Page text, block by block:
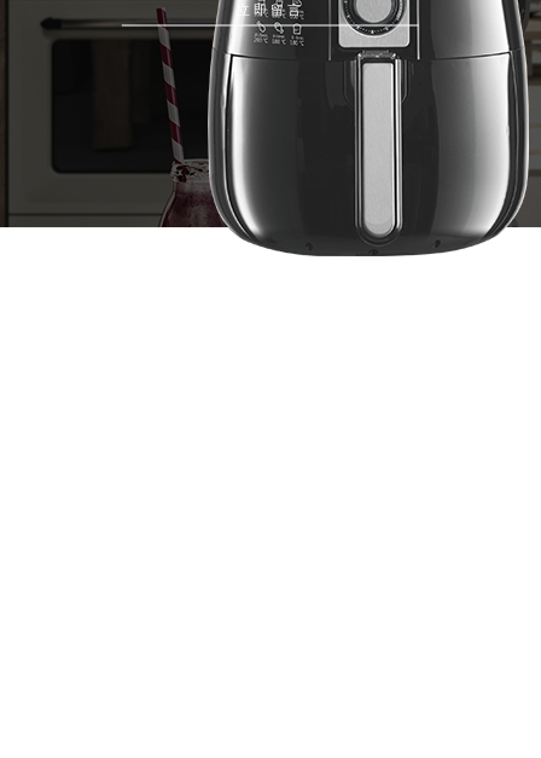
立即留言